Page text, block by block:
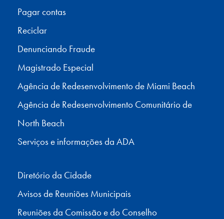
Pagar contas
Reciclar
Denunciando Fraude
Magistrado Especial
Agência de Redesenvolvimento de Miami Beach
Agência de Redesenvolvimento Comunitário de
North Beach
Serviços e informações da ADA
Diretório da Cidade
Avisos de Reuniões Municipais
Reuniões da Comissão e do Conselho